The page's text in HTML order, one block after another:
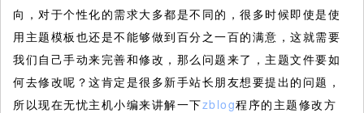
向，对于个性化的需求大多都是不同的，很多时候即使是使
用主题模板也还是不能够做到百分之一百的满意，这就需要
我们自己手动来完善和修改，那么问题来了，主题文件要如
何去修改呢？这肯定是很多新手站长朋友想要提出的问题，
所以现在无忧主机小编来讲解一下zblog程序的主题修改方